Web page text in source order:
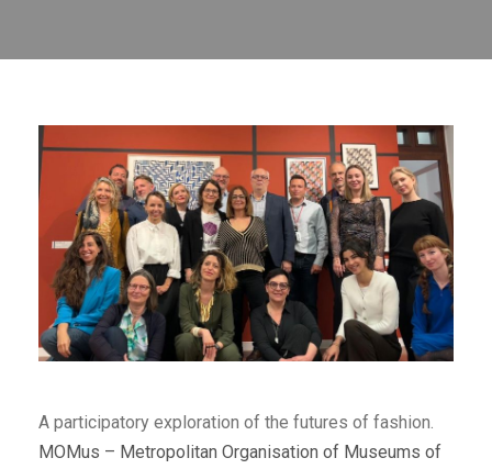
A participatory exploration of the futures of fashion.
MOMus – Metropolitan Organisation of Museums of